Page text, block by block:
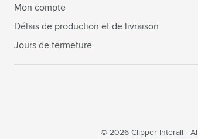
Mon compte
Délais de production et de livraison
Jours de fermeture
© 2026 Clipper Interall -